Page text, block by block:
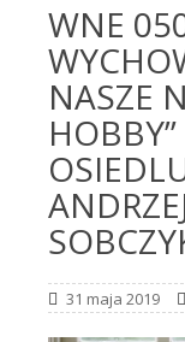
WNE
NASZE
31 maja 2019